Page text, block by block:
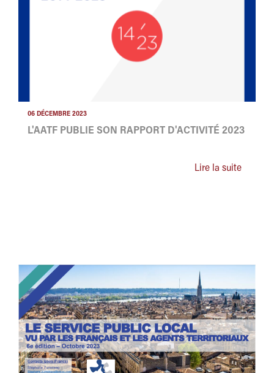
06 DÉCEMBRE 2023
L'AATF PUBLIE SON RAPPORT D'ACTIVITÉ 2023
Lire la suite